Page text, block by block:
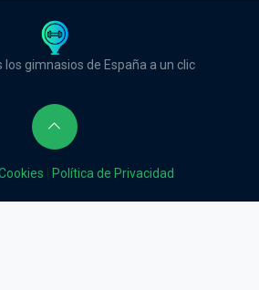
gimnasios de España a un clic
Política de Privacidad